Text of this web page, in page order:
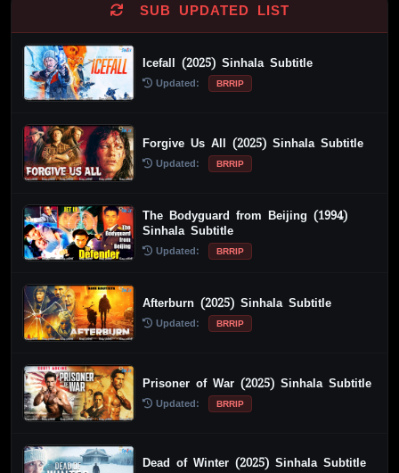
SUB UPDATED LIST
Icefall (2025) Sinhala Subtitle
Updated: BRRIP
Forgive Us All (2025) Sinhala Subtitle
Updated: BRRIP
The Bodyguard from Beijing (1994)
Sinhala Subtitle
Updated: BRRIP
Afterburn (2025) Sinhala Subtitle
Updated: BRRIP
Prisoner of War (2025) Sinhala Subtitle
Updated: BRRIP
Dead of Winter (2025) Sinhala Subtitle